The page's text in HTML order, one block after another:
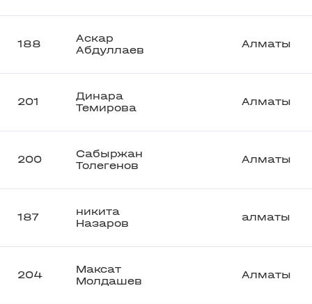
188
Аскар
Абдуллаев
Алматы
201
Динара
Темирова
Алматы
200
Сабыржан
Толегенов
Алматы
187
никита
Назаров
алматы
204
Максат
Молдашев
Алматы